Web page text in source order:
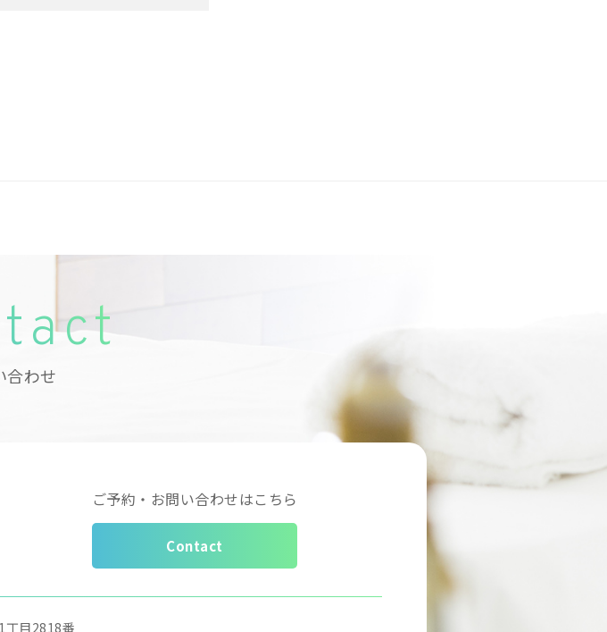
合わせ
ご予約・お問い合わせはこちら
Contact
丁目2818番